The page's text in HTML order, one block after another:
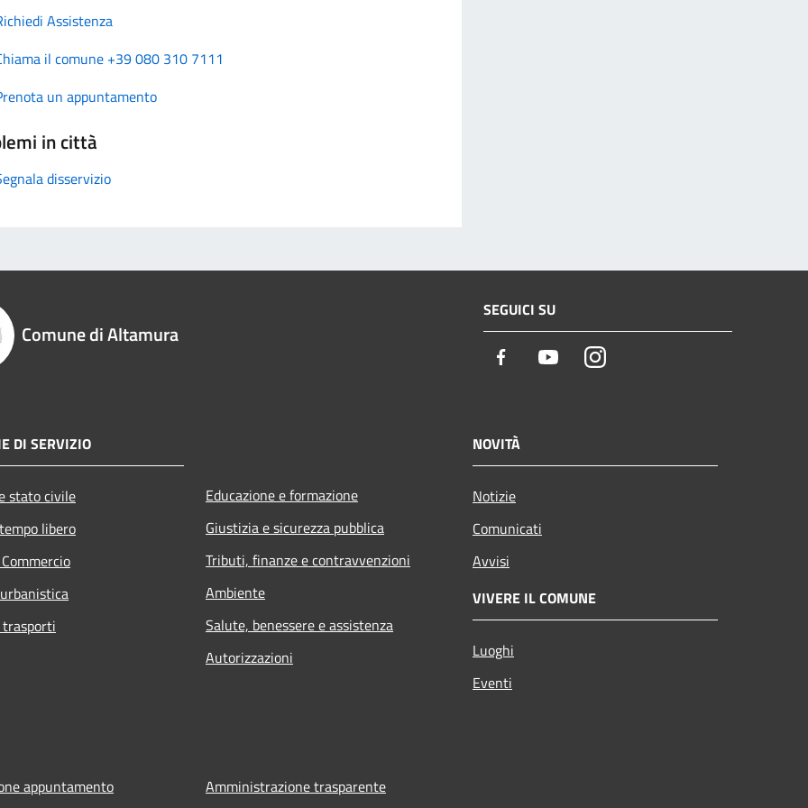
Assistenza
il comune +39 080 310 7111
un appuntamento
in città
disservizio
Comune di Altamura
SEGUICI SU
Facebook YoutubeInstagram
DI SERVIZIO
stato civile
libero
Educazione e formazione
Giustizia e sicurezza pubblica
Tributi, finanze e contravvenzioni
Ambiente
Salute, benessere e assistenza
Autorizzazioni
NOVITÀ
Notizie
Comunicati
Avvisi
VIVERE IL COMUNE
Luoghi
Eventi
appuntamento
Amministrazione trasparente